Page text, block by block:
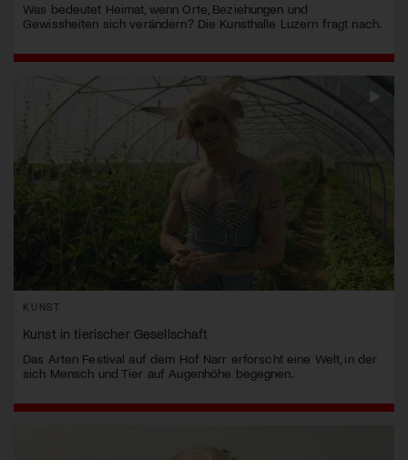
Was bedeutet Heimat, wenn Orte, Beziehungen und
Gewissheiten sich verändern? Die Kunsthalle Luzern fragt nach.
KUNST
Kunst in tierischer Gesellschaft
Das Arten Festival auf dem Hof Narr erforscht eine Welt, in der
sich Mensch und Tier auf Augenhöhe begegnen.